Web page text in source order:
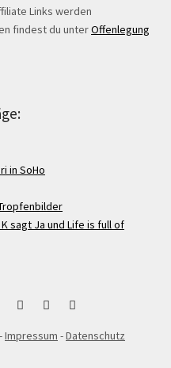
Links werden
findest du unterOffenlegung
in SoHo
sagt Ja und Life is full of
PinterestTwitterRSS
Impressum -Datenschutz